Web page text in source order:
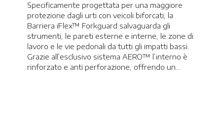
Specificamente progettata per una maggiore
protezione dagli urti con veicoli biforcati, la
Barriera iFlex™ Forkguard salvaguarda gli
strumenti, le pareti esterne e interne, le zone di
lavoro e le vie pedonali da tutti gli impatti bassi.
Grazie all’esclusivo sistema AERO™ l’interno è
rinforzato e anti perforazione, offrendo un